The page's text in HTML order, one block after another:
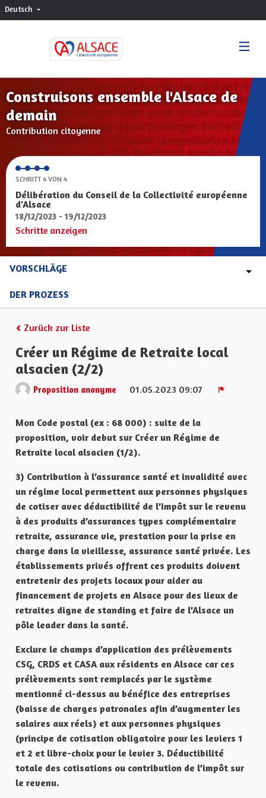
Deutsch Choisir la langue
Construisons ensemble l'Alsace de
demain
Contribution citoyenne
SCHRITT 4 VON 4
Délibération du Conseil de la Collectivité européenne
d'Alsace
18/12/2023 - 19/12/2023
Schritte anzeigen
VORSCHLÄGE
DER PROZESS
Zurück zur Liste
Créer un Régime de Retraite local
alsacien (2/2)
Proposition anonyme
01.05.2023 09:07
Mon Code postal (ex : 68 000) : suite de la
proposition, voir debut sur Créer un Régime de
Retraite local alsacien (1/2).
3) Contribution à l’assurance santé et invalidité avec
un régime local permettent aux personnes physiques
de cotiser avec déductibilité de l’impôt sur le revenu
à des produits d’assurances types complémentaire
retraite, assurance vie, prestation pour la prise en
charge dans la vieillesse, assurance santé privée. Les
établissements privés offrent ces produits doivent
entretenir des projets locaux pour aider au
financement de projets en Alsace pour des lieux de
retraites digne de standing et faire de l’Alsace un
pôle leader dans la santé.
Exclure le champs d’application des prélèvements
CSG, CRDS et CASA aux résidents en Alsace car ces
prélèvements sont remplacés par le système
mentionné ci-dessus au bénéfice des entreprises
(baisse de charges patronales afin d’augmenter les
salaires aux réels) et aux personnes physiques
(principe de cotisation obligatoire pour les leviers 1
et 2 et libre-choix pour le levier 3. Déductibilité
totale des cotisations ou contribution de l’impôt sur
le revenu.